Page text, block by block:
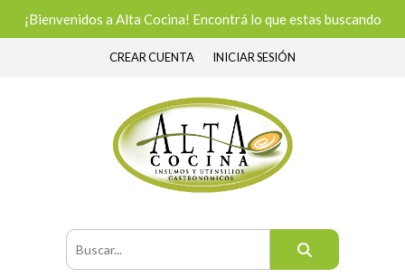
¡Bienvenidos a Alta Cocina! Encontrá lo que estas buscando
CREAR CUENTA INICIAR SESIÓN